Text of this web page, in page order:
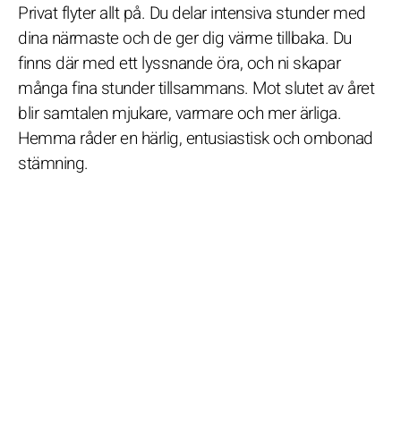
Privat flyter allt på. Du delar intensiva stunder med
dina närmaste och de ger dig värme tillbaka. Du
finns där med ett lyssnande öra, och ni skapar
många fina stunder tillsammans. Mot slutet av året
blir samtalen mjukare, varmare och mer ärliga.
Hemma råder en härlig, entusiastisk och ombonad
stämning.